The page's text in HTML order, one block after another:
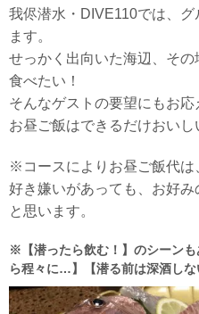
我侭潜水・DIVE110では、
ます。
せっかく出向いた海辺、そ
食べたい！
そんなゲストの要望にもお応
お昼ご飯はできるだけおいし
※コースによりお昼ご飯代は
好き嫌いがあっても、お好
と思います。
※【潜ったら飲む！】のシーン
ら程々に…】【潜る前は深酒し